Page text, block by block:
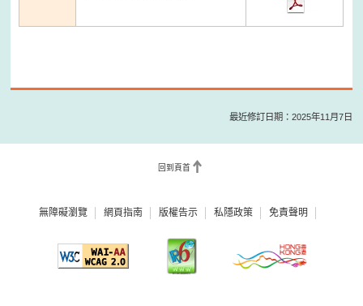
最近修訂日期：2025年11月7日
回到頁首
無障礙瀏覽 網頁指南 版權告示 私隱政策 免責聲明